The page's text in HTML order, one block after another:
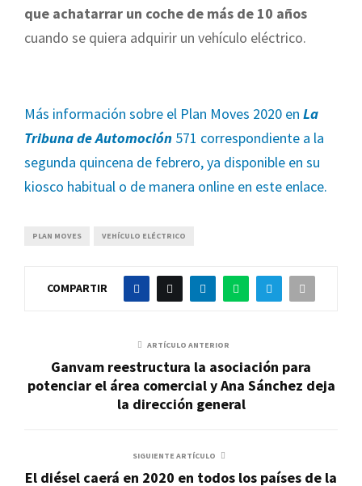
que achatarrar un coche de más de 10 años
cuando se quiera adquirir un vehículo eléctrico.
Más información sobre el Plan Moves 2020 en La
Tribuna de Automoción 571 correspondiente a la
segunda quincena de febrero, ya disponible en su
kiosco habitual o de manera online en este enlace.
PLAN MOVES VEHÍCULO ELÉCTRICO
COMPARTIR
ARTÍCULO ANTERIOR
Ganvam reestructura la asociación para
potenciar el área comercial y Ana Sánchez deja
la dirección general
SIGUIENTE ARTÍCULO
El diésel caerá en 2020 en todos los países de la